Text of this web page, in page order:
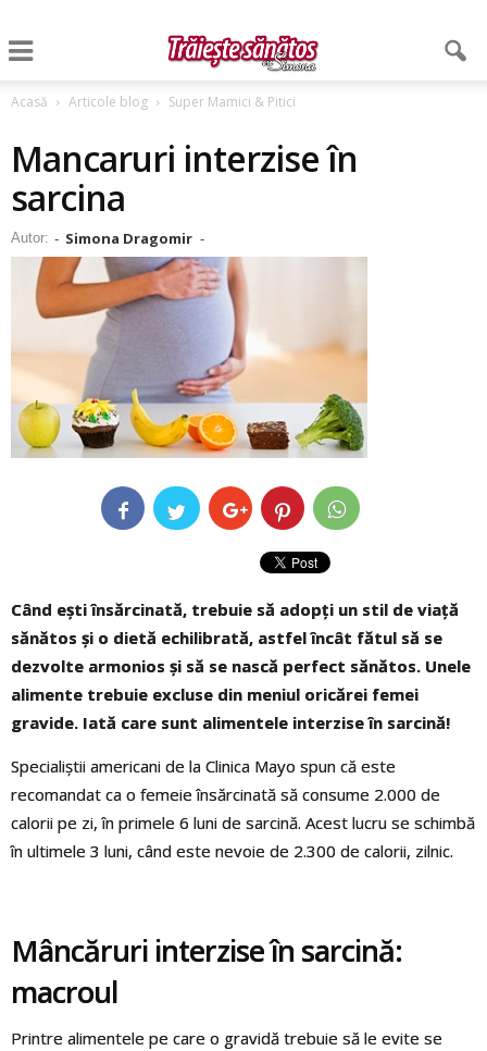
Acasă Articole blog Super Mamici & Pitici
Mancaruri interzise în
sarcina
Autor: - Simona Dragomir -
Când ești însărcinată, trebuie să adopți un stil de viață
sănătos și o dietă echilibrată, astfel încât fătul să se
dezvolte armonios și să se nască perfect sănătos. Unele
alimente trebuie excluse din meniul oricărei femei
gravide. Iată care sunt alimentele interzise în sarcină!
Specialiștii americani de la Clinica Mayo spun că este
recomandat ca o femeie însărcinată să consume 2.000 de
calorii pe zi, în primele 6 luni de sarcină. Acest lucru se schimbă
în ultimele 3 luni, când este nevoie de 2.300 de calorii, zilnic.
Mâncăruri interzise în sarcină:
macroul
Printre alimentele pe care o gravidă trebuie să le evite se